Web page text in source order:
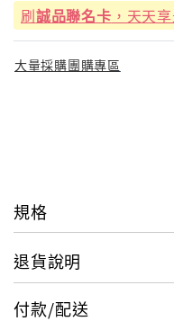
刷誠品聯名卡 ，天天
大量採購團購專區
規格
退貨說明
付款/配送